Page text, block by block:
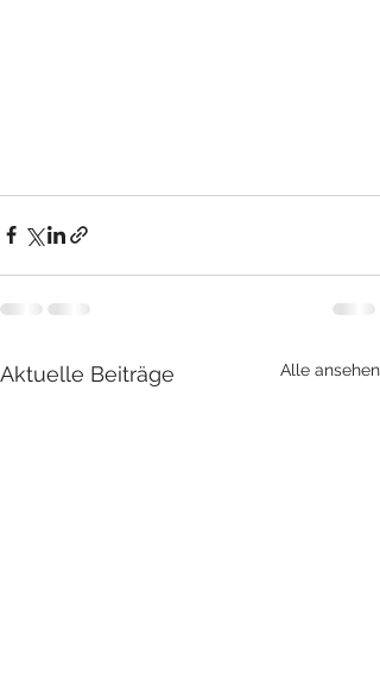
Aktuelle Beiträge Alle ansehen